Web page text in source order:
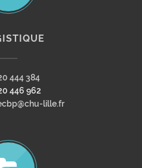
444 384
446 962
lille.fr